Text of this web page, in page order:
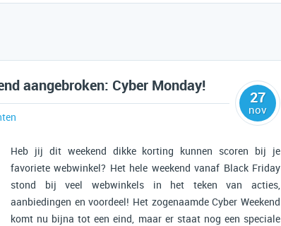
aangebroken: Cyber Monday!
Heb jij dit weekend dikke korting kunnen scoren bij je
favoriete webwinkel? Het hele weekend vanaf Black Friday
stond bij veel webwinkels in het teken van acties,
aanbiedingen en voordeel! Het zogenaamde Cyber Weekend
komt nu bijna tot een eind, maar er staat nog een speciale
27
nov